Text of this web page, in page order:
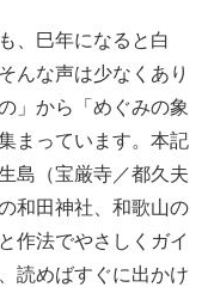
、巳年になると白
んな声は少なくあり
」から「めぐみの象
まっています。本記
島（宝厳寺／都久夫
和田神社、和歌山の
作法でやさしくガイ
読めばすぐに出かけ